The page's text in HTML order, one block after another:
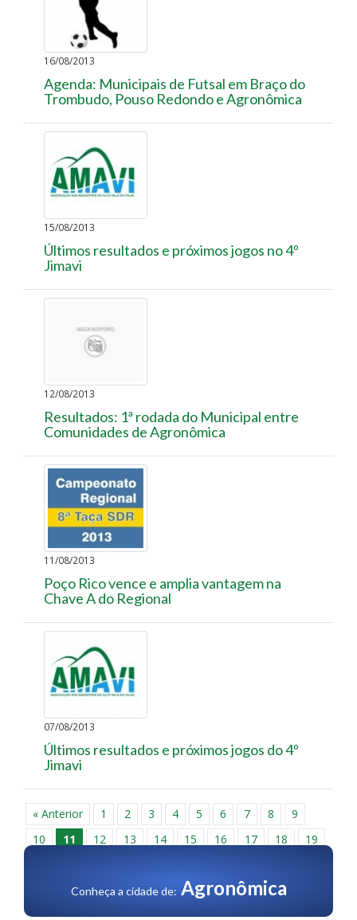
16/08/2013
Agenda: Municipais de Futsal em Braço do
Trombudo, Pouso Redondo e Agronômica
15/08/2013
Últimos resultados e próximos jogos no 4º
Jimavi
12/08/2013
Resultados: 1ª rodada do Municipal entre
Comunidades de Agronômica
11/08/2013
Poço Rico vence e amplia vantagem na
Chave A do Regional
07/08/2013
Últimos resultados e próximos jogos do 4º
Jimavi
« Anterior 1 2 3 4 5 6 7 8
9
10
11 12 13 14 15 16 17 18
19
Conheça a cidade de: Agronômica